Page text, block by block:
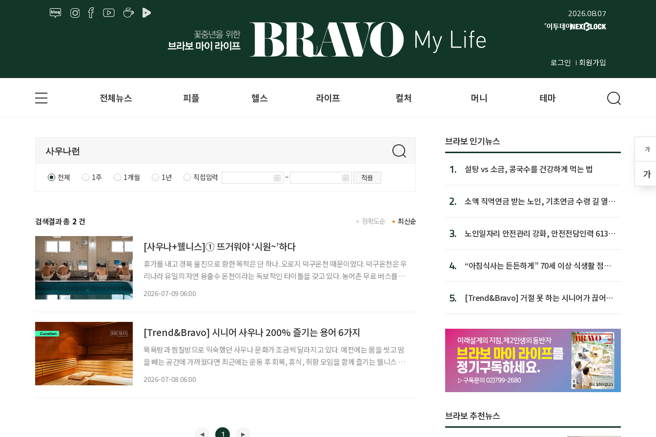
2026.08.07
로그인 회원가입
가
가
전체뉴스 피플 헬스 라이프 컬처 머니 테마
전체 1주 1개월 1년 직접입력 ~ 적용
검색결과 총 2 건 최신순
정확도순
[사우나+웰니스]① 뜨거워야 ‘시원~’하다
휴가를 내고 경북 울진으로 향한 목적은 단 하나. 오로지 덕구온천 때문이었다. 덕구온천은 우
리나라 유일의 자연 용출수 온천이라는 독보적인 타이틀을 갖고 있다. 농어촌 무료 버스를 타
2026-07-09 06:00
[Trend&Bravo] 시니어 사우나 200% 즐기는 용어 6가지
목욕탕과 찜질방으로 익숙했던 사우나 문화가 조금씩 달라지고 있다. 예전에는 몸을 씻고 땀
을 빼는 공간에 가까웠다면 최근에는 운동 후 회복, 휴식, 취향 모임을 함께 즐기는 웰니스 공
2026-07-08 06:00
1
브라보 인기뉴스
1. 설탕 vs 소금, 콩국수를 건강하게 먹는 법
2.
소액 직역연금 받는 노인, 기초연금 수령 길 열린
3.
노인일자리 안전관리 강화, 안전전담인력 613명
4.
“아침식사는 든든하게” 70세 이상 식생활 점수
5.
[Trend&Bravo] 거절 못 하는 시니어가 끊어야
브라보 추천뉴스